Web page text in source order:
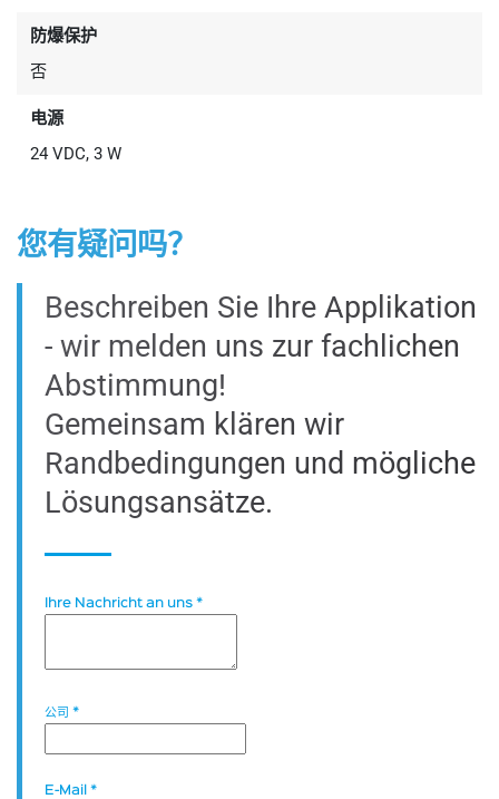
防爆保护
否
电源
24 VDC, 3 W
您有疑问吗？
Beschreiben Sie Ihre Applikation
- wir melden uns zur fachlichen
Abstimmung!
Gemeinsam klären wir
Randbedingungen und mögliche
Lösungsansätze.
Ihre Nachricht an uns *
公司 *
E-Mail *